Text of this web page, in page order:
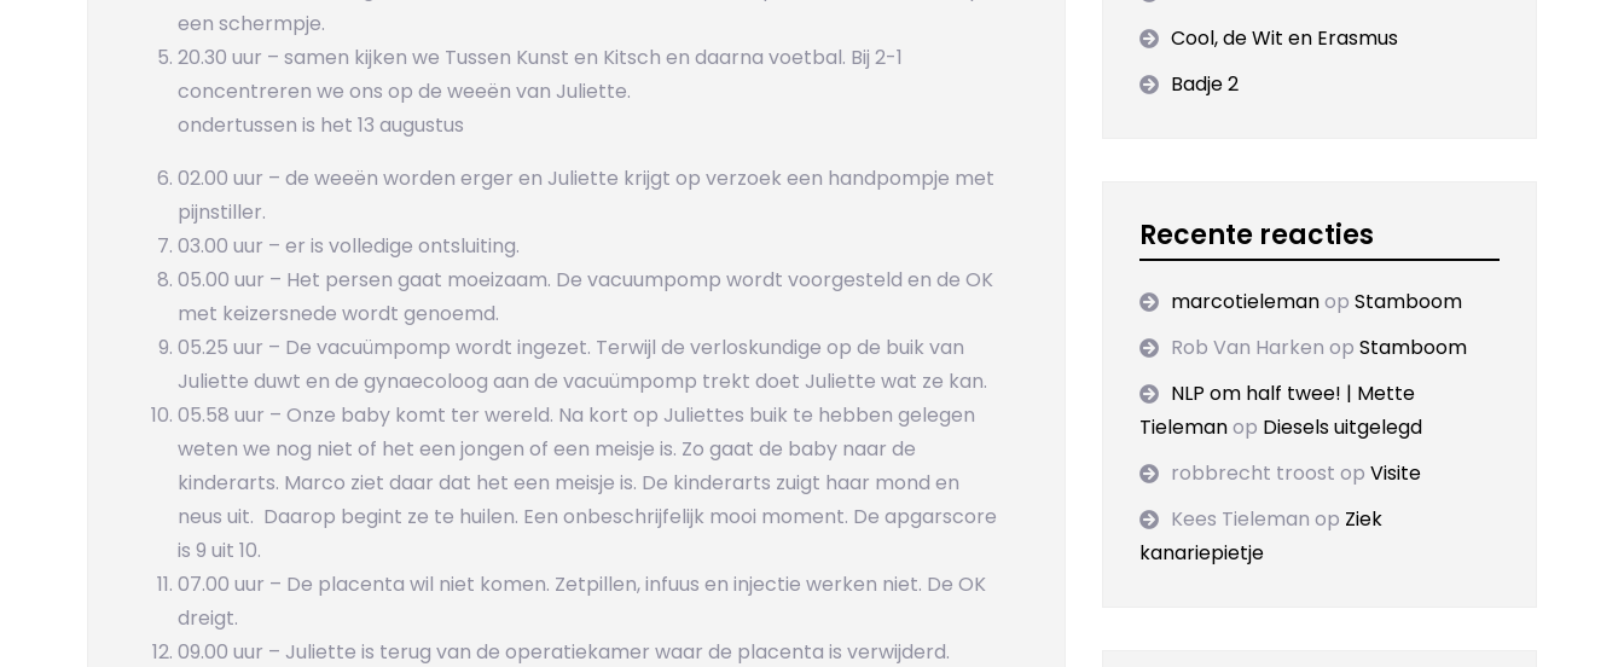
een schermpje.
20.30 uur – samen kijken we Tussen Kunst en Kitsch en daarna voetbal. Bij 2-1
concentreren we ons op de weeën van Juliette.
ondertussen is het 13 augustus
02.00 uur – de weeën worden erger en Juliette krijgt op verzoek een handpompje met
pijnstiller.
03.00 uur – er is volledige ontsluiting.
05.00 uur – Het persen gaat moeizaam. De vacuumpomp wordt voorgesteld en de OK
met keizersnede wordt genoemd.
05.25 uur – De vacuümpomp wordt ingezet. Terwijl de verloskundige op de buik van
Juliette duwt en de gynaecoloog aan de vacuümpomp trekt doet Juliette wat ze kan.
05.58 uur – Onze baby komt ter wereld. Na kort op Juliettes buik te hebben gelegen
weten we nog niet of het een jongen of een meisje is. Zo gaat de baby naar de
kinderarts. Marco ziet daar dat het een meisje is. De kinderarts zuigt haar mond en
neus uit. Daarop begint ze te huilen. Een onbeschrijfelijk mooi moment. De apgarscore
is 9 uit 10.
07.00 uur – De placenta wil niet komen. Zetpillen, infuus en injectie werken niet. De OK
dreigt.
09.00 uur – Juliette is terug van de operatiekamer waar de placenta is verwijderd.
Cool, de Wit en Erasmus
Badje 2
Recente reacties
marcotielemanop Stamboom
Rob Van Harken op Stamboom
NLP om half twee! | Mette
Tielemanop Diesels uitgelegd
robbrecht troost op Visite
Kees Tieleman op Ziek
kanariepietje